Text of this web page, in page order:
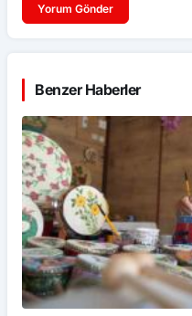
Yorum Gönder
Benzer Haberler